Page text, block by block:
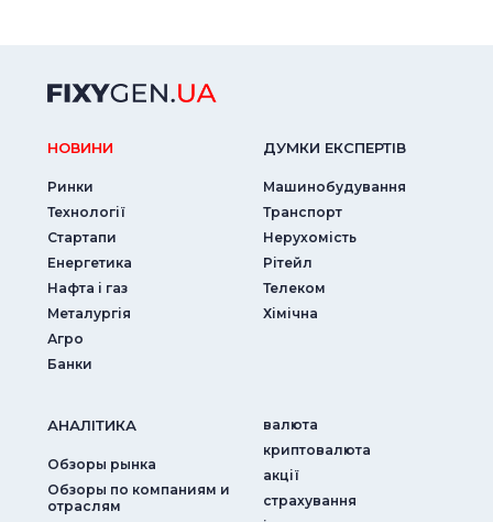
НОВИНИ
Ринки
Технології
Стартапи
Енергетика
Нафта і газ
Металургія
Агро
Банки
ДУМКИ ЕКСПЕРТIВ
Машинобудування
Транспорт
Нерухомість
Рітейл
Телеком
Хімічна
АНАЛIТИКА
Обзоры рынка
Обзоры по компаниям и
отраслям
валюта
криптовалюта
акції
страхування